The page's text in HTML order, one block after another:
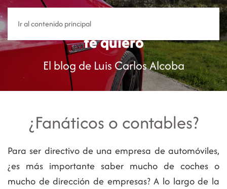
Ir al contenido principalY sin embargo
te quiero
El blog de Luis Carlos Alcoba
¿Fanáticos o contables?
Para ser directivo de una empresa de automóviles,
¿es más importante saber mucho de coches o
mucho de dirección de empresas? A lo largo de la